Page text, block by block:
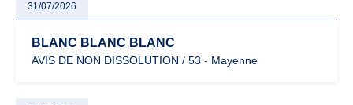
31/07/2026
BLANC BLANC BLANC
AVIS DE NON DISSOLUTION / 53 - Mayenne